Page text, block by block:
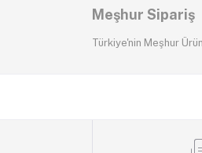
Meşhur Sipariş
Türkiye'nin Meşhur